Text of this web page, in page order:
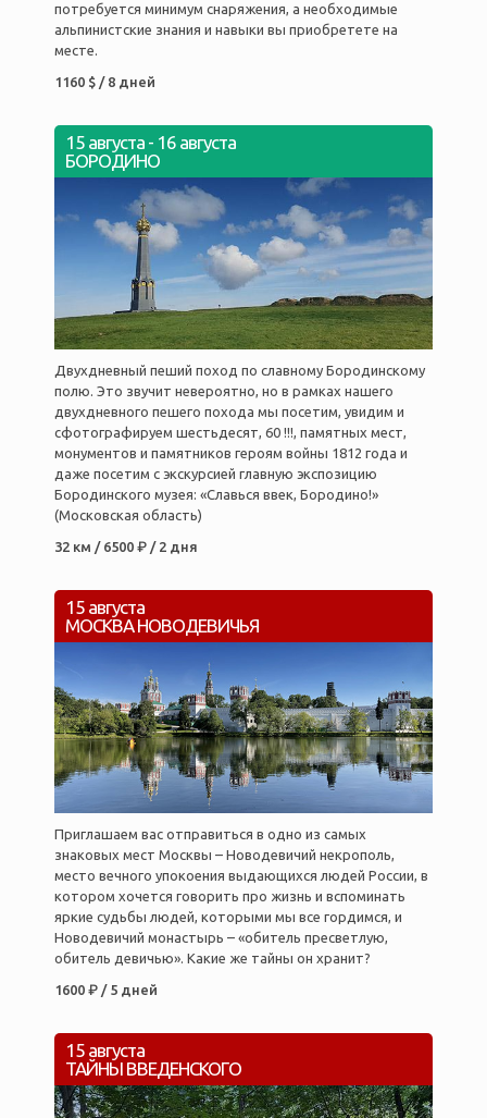
потребуется минимум снаряжения, а необходимые
альпинистские знания и навыки вы приобретете на
месте.
1160 $ / 8 дней
15 августа - 16 августа
БОРОДИНО
Двухдневный пеший поход по славному Бородинскому
полю. Это звучит невероятно, но в рамках нашего
двухдневного пешего похода мы посетим, увидим и
сфотографируем шестьдесят, 60 !!!, памятных мест,
монументов и памятников героям войны 1812 года и
даже посетим с экскурсией главную экспозицию
Бородинского музея: «Славься ввек, Бородино!»
(Московская область)
32 км / 6500 ₽ / 2 дня
15 августа
МОСКВА НОВОДЕВИЧЬЯ
Приглашаем вас отправиться в одно из самых
знаковых мест Москвы – Новодевичий некрополь,
место вечного упокоения выдающихся людей России, в
котором хочется говорить про жизнь и вспоминать
яркие судьбы людей, которыми мы все гордимся, и
Новодевичий монастырь – «обитель пресветлую,
обитель девичью». Какие же тайны он хранит?
1600 ₽ / 5 дней
15 августа
ТАЙНЫ ВВЕДЕНСКОГО